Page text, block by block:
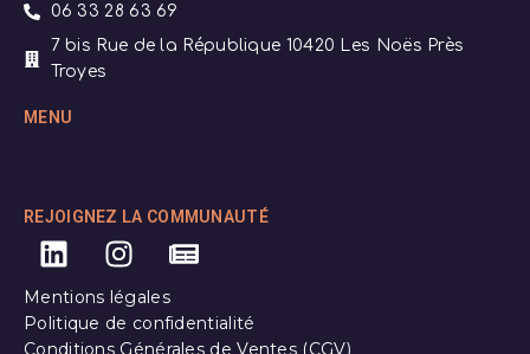
06 33 28 63 69
7 bis Rue de la République 10420 Les Noës Près
Troyes
MENU
REJOIGNEZ LA COMMUNAUTÉ
Mentions légales
Politique de confidentialité
Conditions Générales de Ventes (CGV)